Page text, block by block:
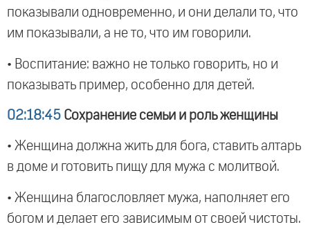
показывали одновременно, и они делали то, что
им показывали, а не то, что им говорили.
• Воспитание: важно не только говорить, но и
показывать пример, особенно для детей.
02:18:45 Сохранение семьи и роль женщины
• Женщина должна жить для бога, ставить алтарь
в доме и готовить пищу для мужа с молитвой.
• Женщина благословляет мужа, наполняет его
богом и делает его зависимым от своей чистоты.